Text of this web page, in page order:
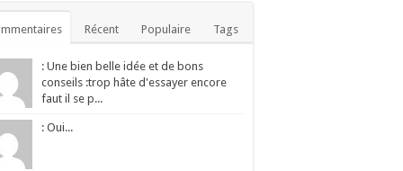
Récent Populaire Tags
: Une bien belle idée et de bons
conseils :trop hâte d'essayer encore
faut il se p...
: Oui...